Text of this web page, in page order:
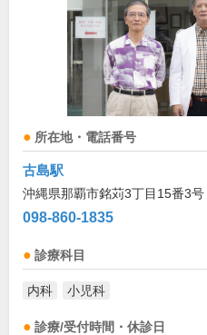
所在地・電話番号
古島駅
沖縄県那覇市銘苅3丁目15番3号
098-860-1835
診療科目
内科 小児科
診療/受付時間・休診日